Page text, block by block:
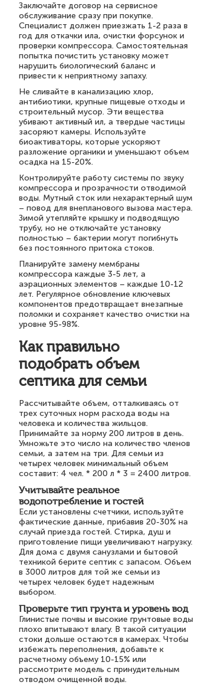
Заключайте договор на сервисное
обслуживание сразу при покупке.
Специалист должен приезжать 1-2 раза в
год для откачки ила, очистки форсунок и
проверки компрессора. Самостоятельная
попытка почистить установку может
нарушить биологический баланс и
привести к неприятному запаху.
Не сливайте в канализацию хлор,
антибиотики, крупные пищевые отходы и
строительный мусор. Эти вещества
убивают активный ил, а твердые частицы
засоряют камеры. Используйте
биоактиваторы, которые ускоряют
разложение органики и уменьшают объем
осадка на 15-20%.
Контролируйте работу системы по звуку
компрессора и прозрачности отводимой
воды. Мутный сток или нехарактерный шум
– повод для внепланового вызова мастера.
Зимой утепляйте крышку и подводящую
трубу, но не отключайте установку
полностью – бактерии могут погибнуть
без постоянного притока стоков.
Планируйте замену мембраны
компрессора каждые 3-5 лет, а
аэрационных элементов – каждые 10-12
лет. Регулярное обновление ключевых
компонентов предотвращает внезапные
поломки и сохраняет качество очистки на
уровне 95-98%.
Как правильно
подобрать объем
септика для семьи
Рассчитывайте объем, отталкиваясь от
трех суточных норм расхода воды на
человека и количества жильцов.
Принимайте за норму 200 литров в день.
Умножьте это число на количество членов
семьи, а затем на три. Для семьи из
четырех человек минимальный объем
составит: 4 чел. * 200 л * 3 = 2400 литров.
Учитывайте реальное
водопотребление и гостей
Если установлены счетчики, используйте
фактические данные, прибавив 20-30% на
случай приезда гостей. Стирка, душ и
приготовление пищи увеличивают нагрузку.
Для дома с двумя санузлами и бытовой
техникой берите септик с запасом. Объем
в 3000 литров для той же семьи из
четырех человек будет надежным
выбором.
Проверьте тип грунта и уровень вод
Глинистые почвы и высокие грунтовые воды
плохо впитывают влагу. В такой ситуации
стоки дольше остаются в камерах. Чтобы
избежать переполнения, добавьте к
расчетному объему 10-15% или
рассмотрите модель с принудительным
отводом очищенной воды.